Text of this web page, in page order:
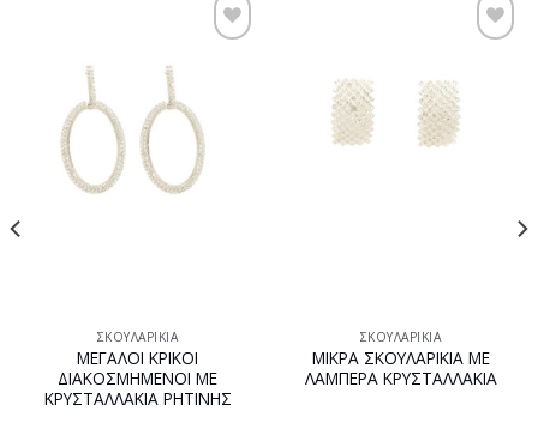
wishlist
ΣΚΟΥΛΑΡΊΚΙΑ
ΜΕΓΑΛΟΙ ΚΡΙΚΟΙ
ΔΙΑΚΟΣΜΗΜΕΝΟΙ ΜΕ
ΚΡΥΣΤΑΛΛΑΚΙΑ ΡΗΤΙΝΗΣ
Προσθήκη
wishlist
ΣΚΟΥΛΑΡΊΚΙΑ
ΜΙΚΡΑ ΣΚΟΥΛΑΡΙΚΙΑ ΜΕ
ΛΑΜΠΕΡΑ ΚΡΥΣΤΑΛΛΑΚΙΑ